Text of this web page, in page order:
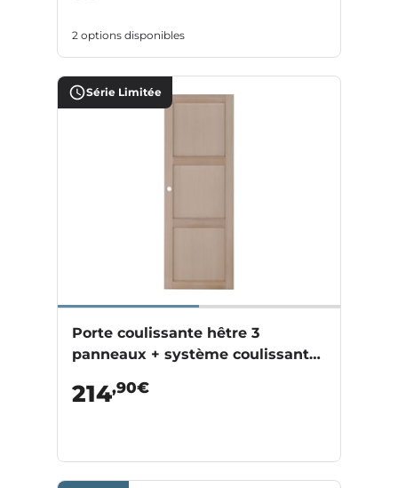
2 options disponibles
Série Limitée
Porte coulissante hêtre 3
panneaux + système coulissant
214,90€